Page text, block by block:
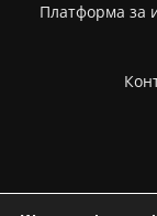
Платформа за